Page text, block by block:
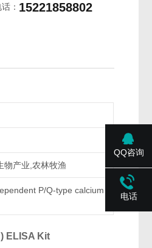
： 15221858802
物产业,农林牧渔
P/Q-type calcium
ELISA Kit
QQ咨询
电话